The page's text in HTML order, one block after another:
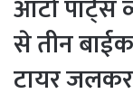
ऑटो पार्ट्स
से तीन
टायर